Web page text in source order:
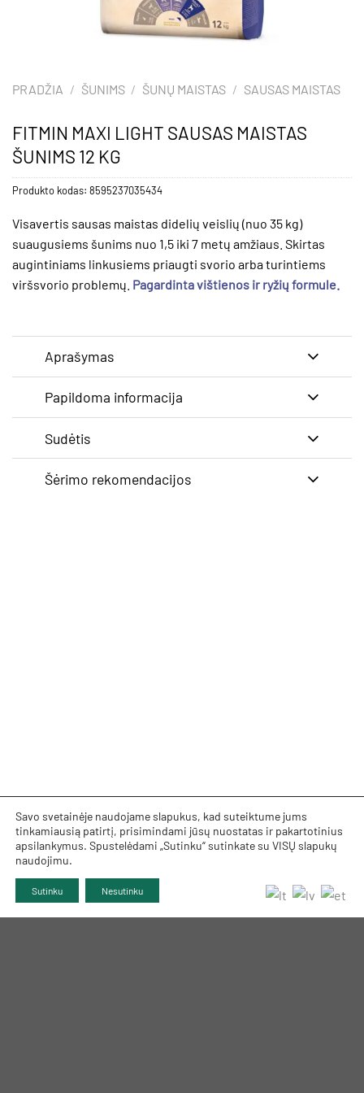
PRADŽIA / ŠUNIMS / ŠUNŲ MAISTAS / SAUSAS MAISTAS
FITMIN MAXI LIGHT SAUSAS MAISTAS
ŠUNIMS 12 KG
Produkto kodas: 8595237035434
Visavertis sausas maistas didelių veislių (nuo 35 kg)
suaugusiems šunims nuo 1,5 iki 7 metų amžiaus. Skirtas
augintiniams linkusiems priaugti svorio arba turintiems
viršsvorio problemų. Pagardinta vištienos ir ryžių formule.
Aprašymas
Papildoma informacija
Sudėtis
Šėrimo rekomendacijos
Savo svetainėje naudojame slapukus, kad suteiktume jums
tinkamiausią patirtį, prisimindami jūsų nuostatas ir pakartotinius
apsilankymus. Spustelėdami „Sutinku“ sutinkate su VISŲ slapukų
naudojimu.
Sutinku Nesutinku